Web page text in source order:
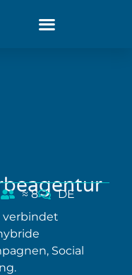
≈ 8
DE
verbindet
Social